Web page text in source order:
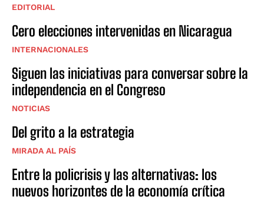
EDITORIAL
Cero elecciones intervenidas en Nicaragua
INTERNACIONALES
Siguen las iniciativas para conversar sobre la
independencia en el Congreso
NOTICIAS
Del grito a la estrategia
MIRADA AL PAÍS
Entre la policrisis y las alternativas: los
nuevos horizontes de la economía crítica